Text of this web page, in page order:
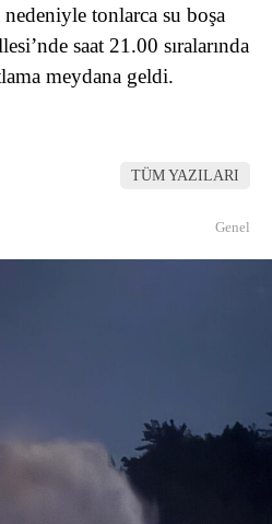
tonlarca su boşa
saat 21.00 sıralarında
meydana geldi.
TÜM YAZILARI
Genel